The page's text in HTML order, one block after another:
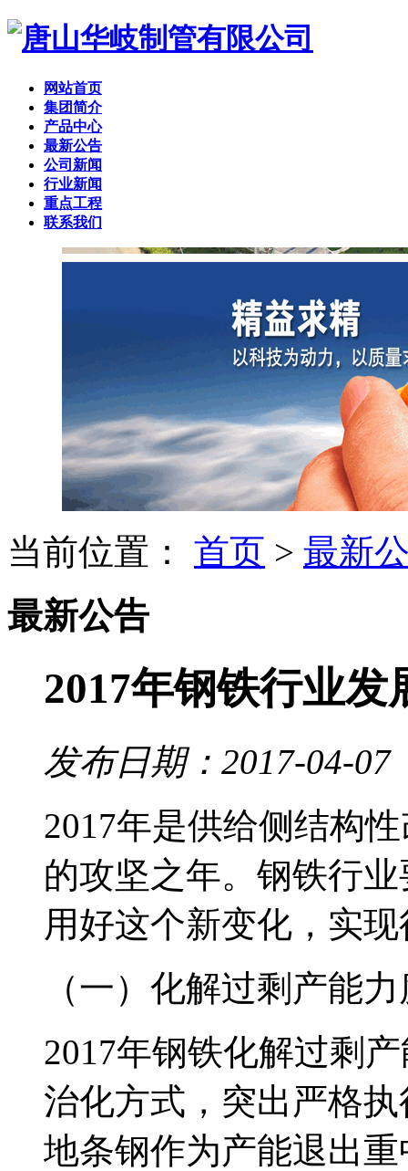
网站首页
集团简介
产品中心
最新公告
公司新闻
行业新闻
重点工程
联系我们
当前位置： 首页 > 最新
最新公告
2017年钢铁行业发
发布日期：2017-04-07
2017年是供给侧结构
的攻坚之年。钢铁行
用好这个新变化，实
（一）化解过剩产能
2017年钢铁化解过剩
治化方式，突出严格
地条钢作为产能退出